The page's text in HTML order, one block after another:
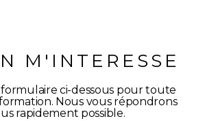
M'INTERESSE
ci-dessous pour toute
Nous vous répondrons
rapidement possible.